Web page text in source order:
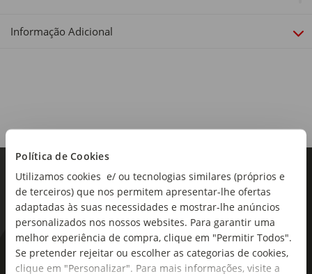
Política de Cookies
Utilizamos cookies e/ ou tecnologias similares (próprios e
de terceiros) que nos permitem apresentar-lhe ofertas
adaptadas às suas necessidades e mostrar-lhe anúncios
personalizados nos nossos websites. Para garantir uma
melhor experiência de compra, clique em "Permitir Todos".
Se pretender rejeitar ou escolher as categorias de cookies,
clique em "Personalizar". Para mais informações, visite a
Comprimento x Largura x Altura: 88 x 87 x 148cm
Informação Adicional
As novidades mais frescas no